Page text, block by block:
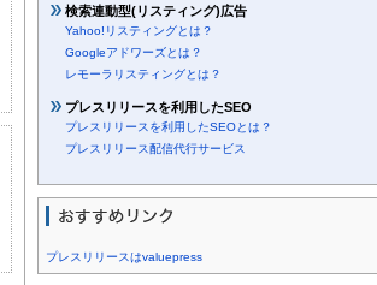
検索連動型(リスティング)広告
Yahoo!リスティングとは？
Googleアドワーズとは？
レモーラリスティングとは？
プレスリリースを利用したSEO
プレスリリースを利用したSEOとは？
プレスリリース配信代行サービス
プレスリリースはvaluepress